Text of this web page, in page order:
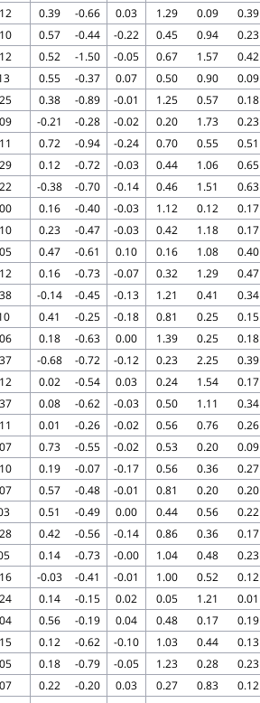
0.39 -0.66 0.03 1.29 0.09 0.39
0.57 -0.44 -0.22 0.45 0.94 0.23
0.52 -1.50 -0.05 0.67 1.57 0.42
0.55 -0.37 0.07 0.50 0.90 0.09
0.38 -0.89 -0.01 1.25 0.57 0.18
-0.21 -0.28 -0.02 0.20 1.73 0.23
0.72 -0.94 -0.24 0.70 0.55 0.51
0.12 -0.72 -0.03 0.44 1.06 0.65
-0.38 -0.70 -0.14 0.46 1.51 0.63
0.16 -0.40 -0.03 1.12 0.12 0.17
0.23 -0.47 -0.03 0.42 1.18 0.17
0.47 -0.61 0.10 0.16 1.08 0.40
0.16 -0.73 -0.07 0.32 1.29 0.47
-0.14 -0.45 -0.13 1.21 0.41 0.34
0.41 -0.25 -0.18 0.81 0.25 0.15
0.18 -0.63 0.00 1.39 0.25 0.18
-0.68 -0.72 -0.12 0.23 2.25 0.39
0.02 -0.54 0.03 0.24 1.54 0.17
0.08 -0.62 -0.03 0.50 1.11 0.34
0.01 -0.26 -0.02 0.56 0.76 0.26
0.73 -0.55 -0.02 0.53 0.20 0.09
0.19 -0.07 -0.17 0.56 0.36 0.27
0.57 -0.48 -0.01 0.81 0.20 0.20
0.51 -0.49 0.00 0.44 0.56 0.22
0.42 -0.56 -0.14 0.86 0.36 0.17
0.14 -0.73 -0.00 1.04 0.48 0.23
-0.03 -0.41 -0.01 1.00 0.52 0.12
0.14 -0.15 0.02 0.05 1.21 0.01
0.56 -0.19 0.04 0.48 0.17 0.19
0.12 -0.62 -0.10 1.03 0.44 0.13
0.18 -0.79 -0.05 1.23 0.28 0.23
0.22 -0.20 0.03 0.27 0.83 0.12